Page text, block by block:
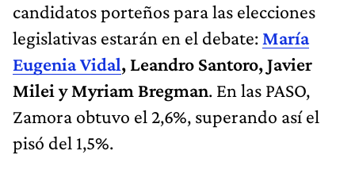
candidatos porteños para las elecciones
legislativas estarán en el debate: María
Eugenia Vidal, Leandro Santoro, Javier
Milei y Myriam Bregman. En las PASO,
Zamora obtuvo el 2,6%, superando así el
pisó del 1,5%.